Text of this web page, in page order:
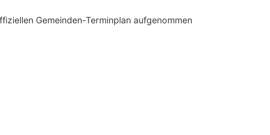
Gemeinden-Terminplan aufgenommen